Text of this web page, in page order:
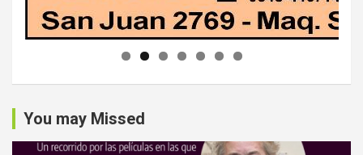
You may Missed